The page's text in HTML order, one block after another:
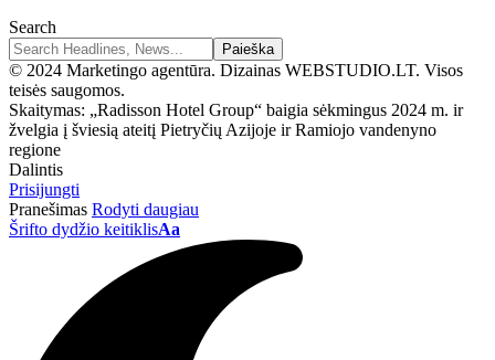
Search
© 2024 Marketingo agentūra. Dizainas WEBSTUDIO.LT. Visos
teisės saugomos.
Skaitymas: „Radisson Hotel Group“ baigia sėkmingus 2024 m. ir
žvelgia į šviesią ateitį Pietryčių Azijoje ir Ramiojo vandenyno
regione
Dalintis
Prisijungti
Pranešimas Rodyti daugiau
Šrifto dydžio keitiklisAa